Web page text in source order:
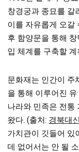
창경궁과 종묘를 갈
이를 자유롭게 오갈
후 함양문을 통해
입 체계를 구축할
문화재는 인간이 주
을 통해 이루어진
나라와 민족은 전통
왔다. (출처: 경북대
가치관이 깃들어 있
데 없어서는 안 될